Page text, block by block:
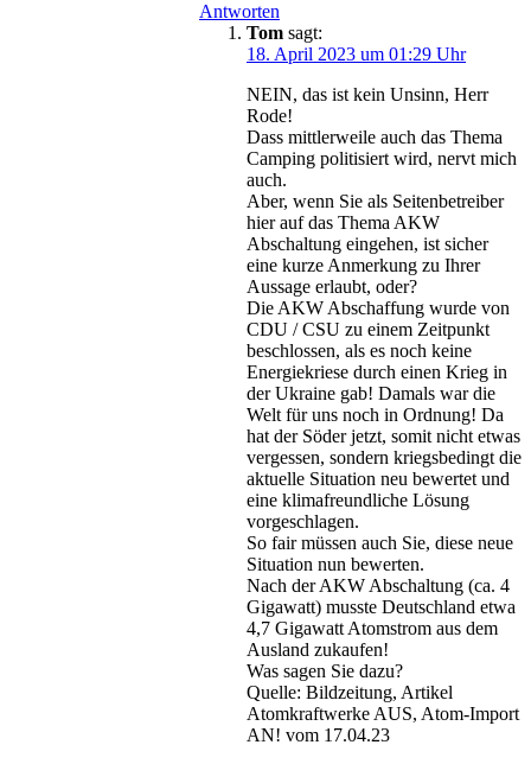
Antworten
Tom sagt:
18. April 2023 um 01:29 Uhr
NEIN, das ist kein Unsinn, Herr
Rode!
Dass mittlerweile auch das Thema
Camping politisiert wird, nervt mich
auch.
Aber, wenn Sie als Seitenbetreiber
hier auf das Thema AKW
Abschaltung eingehen, ist sicher
eine kurze Anmerkung zu Ihrer
Aussage erlaubt, oder?
Die AKW Abschaffung wurde von
CDU / CSU zu einem Zeitpunkt
beschlossen, als es noch keine
Energiekriese durch einen Krieg in
der Ukraine gab! Damals war die
Welt für uns noch in Ordnung! Da
hat der Söder jetzt, somit nicht etwas
vergessen, sondern kriegsbedingt die
aktuelle Situation neu bewertet und
eine klimafreundliche Lösung
vorgeschlagen.
So fair müssen auch Sie, diese neue
Situation nun bewerten.
Nach der AKW Abschaltung (ca. 4
Gigawatt) musste Deutschland etwa
4,7 Gigawatt Atomstrom aus dem
Ausland zukaufen!
Was sagen Sie dazu?
Quelle: Bildzeitung, Artikel
Atomkraftwerke AUS, Atom-Import
AN! vom 17.04.23